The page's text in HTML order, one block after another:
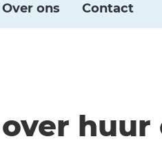
Over ons Contact
huur